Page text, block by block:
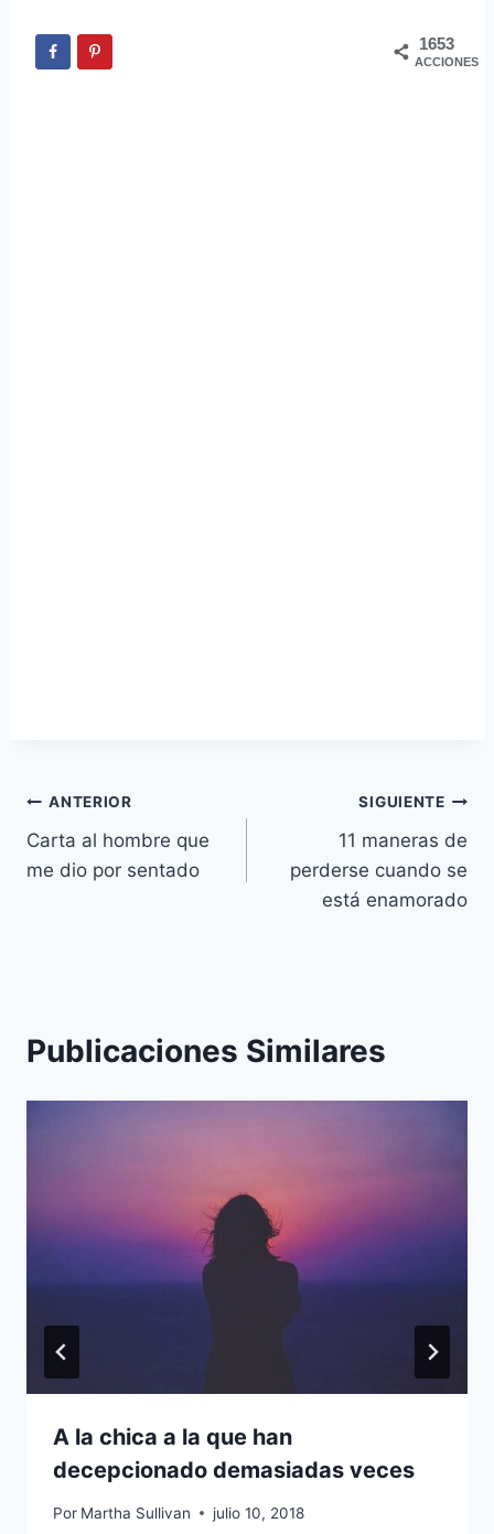
1653
ACCIONES
Navegación
de
ANTERIOR
Carta al hombre que
me dio por sentado
SIGUIENTE
11 maneras de
perderse cuando se
está enamorado
Publicaciones Similares
A la chica a la que han
decepcionado demasiadas veces
Por Martha Sullivan julio 10, 2018